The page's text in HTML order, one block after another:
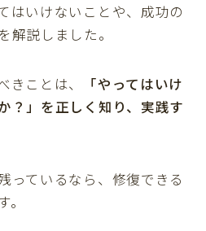
はいけないことや、成功の
解説しました。
ことは、
「やってはいけ
？」を正しく知り、実践す
っているなら、修復できる